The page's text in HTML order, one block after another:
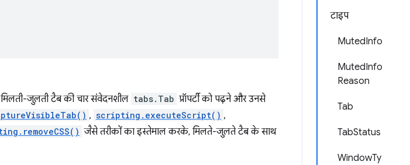
टाइप
MutedInfo
MutedInfo
Reason
Tab
TabStatus
WindowTy
जुलती टैब की चार संवेदनशील tabs.Tab प्रॉपर्टी को पढ़ने और उनसे
, scripting.executeScript() ,
जैसे तरीकों का इस्तेमाल करके, मिलते-जुलते टैब के साथ